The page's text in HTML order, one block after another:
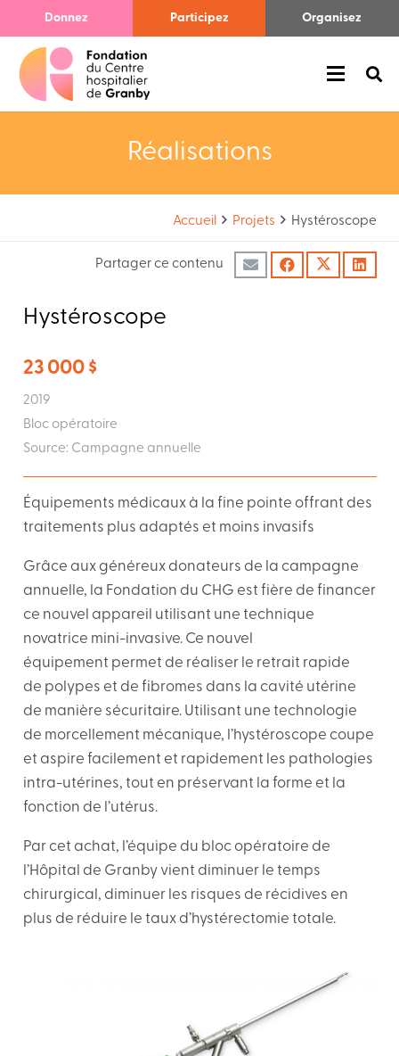
Donnez Participez Organisez
Réalisations
Accueil Projets Hystéroscope
Partager ce contenu
Hystéroscope
23 000 $
2019
Bloc opératoire
Source: Campagne annuelle
Équipements médicaux à la fine pointe offrant des
traitements plus adaptés et moins invasifs
Grâce aux généreux donateurs de la campagne
annuelle, la Fondation du CHG est fière de financer
ce nouvel appareil utilisant une technique
novatrice mini-invasive. Ce nouvel
équipement permet de réaliser le retrait rapide
de polypes et de fibromes dans la cavité utérine
de manière sécuritaire. Utilisant une technologie
de morcellement mécanique, l’hystéroscope coupe
et aspire facilement et rapidement les pathologies
intra-utérines, tout en préservant la forme et la
fonction de l’utérus.
Par cet achat, l’équipe du bloc opératoire de
l’Hôpital de Granby vient diminuer le temps
chirurgical, diminuer les risques de récidives en
plus de réduire le taux d’hystérectomie totale.